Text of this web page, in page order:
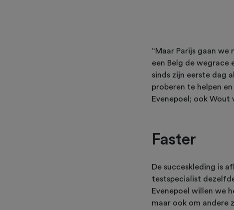
“Maar Parijs gaan
een Belg de wegrace
sinds zijn eerste dag
proberen te helpen
Evenepoel; ook Wout
Faster
De succeskleding is
testspecialist
Evenepoel willen we
maar ook om andere